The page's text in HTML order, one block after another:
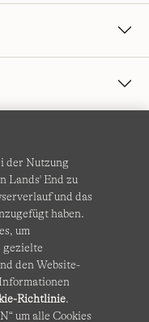
Barrierefreiheit
Websites
der Nutzung
Lands' End zu
und das
haben.
um
gezielte
den Website-
Richtlinie.
um alle Cookies